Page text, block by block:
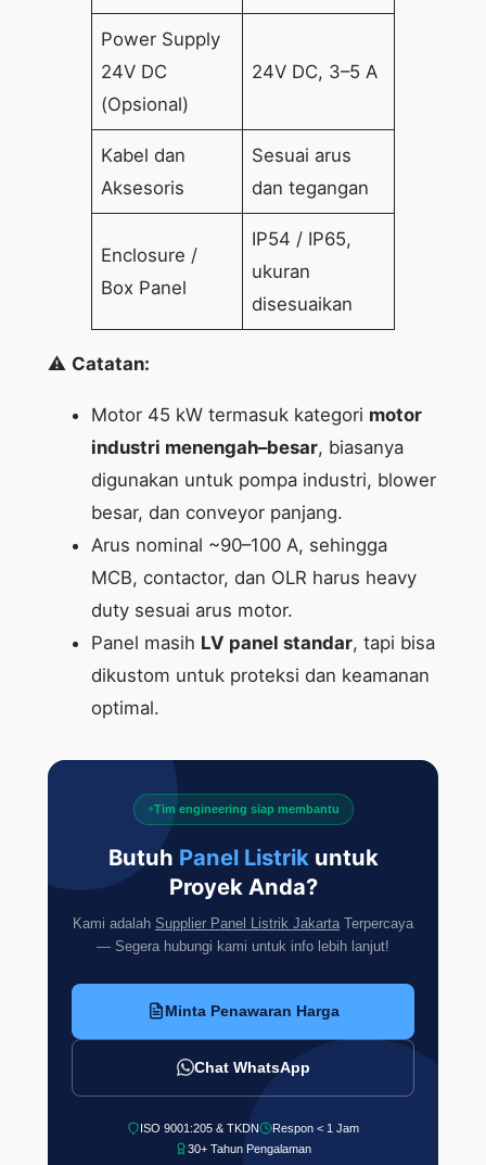
Power Supply
24V DC
(Opsional)
24V DC, 3–5 A
Kabel dan
Aksesoris
Sesuai arus
dan tegangan
Enclosure /
Box Panel
IP54 / IP65,
ukuran
disesuaikan
⚠️ Catatan:
Motor 45 kW termasuk kategori motor
industri menengah–besar, biasanya
digunakan untuk pompa industri, blower
besar, dan conveyor panjang.
Arus nominal ~90–100 A, sehingga
MCB, contactor, dan OLR harus heavy
duty sesuai arus motor.
Panel masih LV panel standar, tapi bisa
dikustom untuk proteksi dan keamanan
optimal.
Tim engineering siap membantu
Butuh Panel Listrik untuk
Proyek Anda?
Kami adalah Supplier Panel Listrik Jakarta Terpercaya
— Segera hubungi kami untuk info lebih lanjut!
Minta Penawaran Harga
Chat WhatsApp
ISO 9001:205 & TKDN
Respon < 1 Jam
30+ Tahun Pengalaman